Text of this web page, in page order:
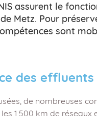
assurent le
Metz. Pour
sont
des effluents
de nombreuses
1 500 km de